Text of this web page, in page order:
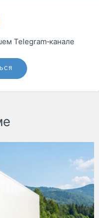
Telegram‑канале